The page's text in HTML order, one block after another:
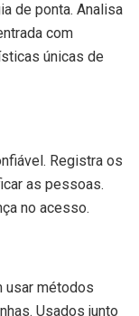
de ponta. Analisa
com
únicas de
Registra os
as pessoas.
no acesso.
usar métodos
Usados junto